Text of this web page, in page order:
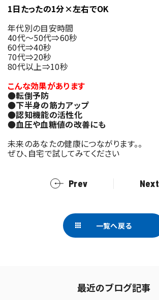
1日たったの1分×左右でOK
年代別の目安時間
40代～50代⇒60秒
60代⇒40秒
70代⇒20秒
80代以上⇒10秒
こんな効果があります
●転倒予防
●下半身の筋力アップ
●認知機能の活性化
●血圧や血糖値の改善にも
未来のあなたの健康につながります。。
ぜひ、自宅で試してみてください
Prev Next
一覧へ戻る
最近のブログ記事